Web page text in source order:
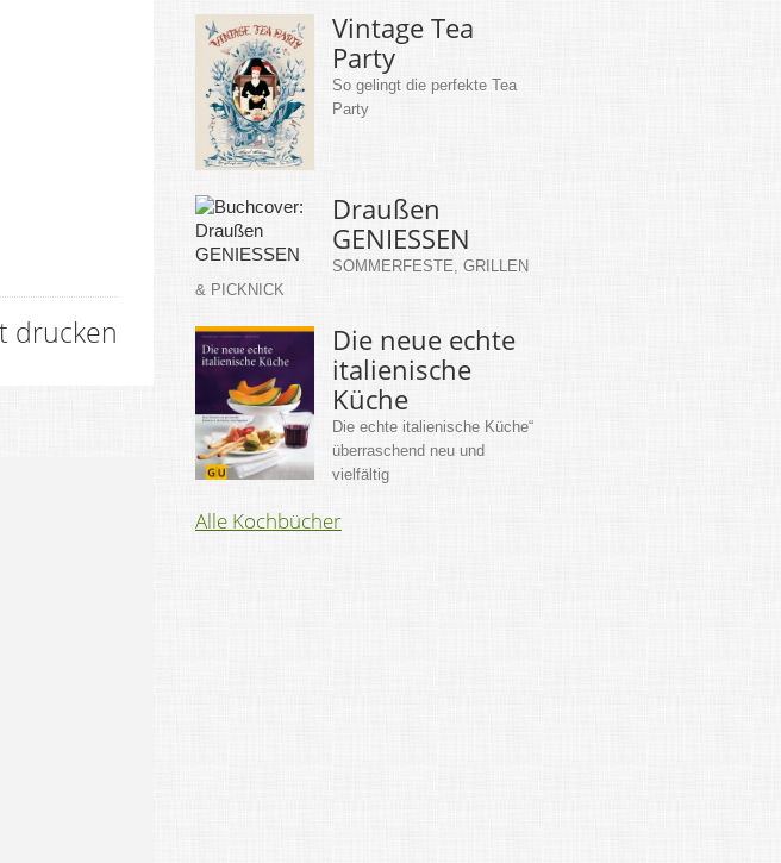
drucken
Vintage Tea
Party
So gelingt die perfekte Tea
Party
Draußen
GENIESSEN
SOMMERFESTE, GRILLEN
& PICKNICK
Die neue echte
italienische
Küche
Die echte italienische Küche“
überraschend neu und
vielfältig
Alle Kochbücher